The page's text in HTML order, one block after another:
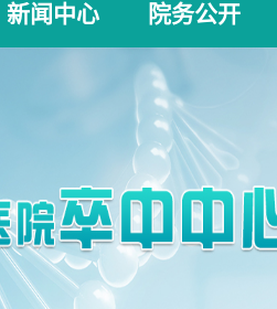
新闻中心 院务公开